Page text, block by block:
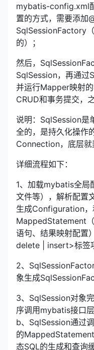
mybatis-config.xml
置的方式，需要添加
SqlSessionFactory
的）；
然后，
SqlSession，再通过
并运行Mapper映射
CRUD和事务提交，
说明：SqlSession是
全的，是持久化操作
Connection，底层就
详细流程如下：
1、加载mybatis全局
文件等），解析配置
生成Configuration，
MappedStatement
语句、结果映射配置
delete | insert>标签
2、
象生成
3、SqlSession对象
序调用mybatis接口
b、SqlSession通过
的
态SQL的生成和查询